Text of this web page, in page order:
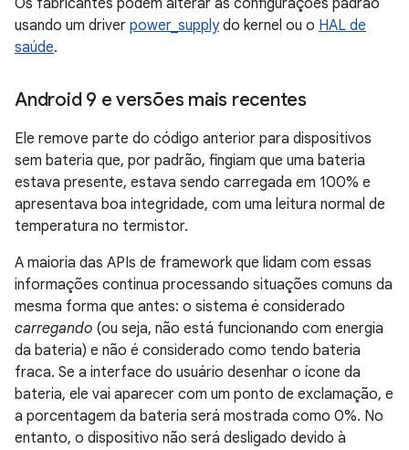
Os fabricantes podem alterar as configurações padrão
usando um driver power_supplydo kernel ou o HAL de
saúde.
Android 9 e versões mais recentes
Ele remove parte do código anterior para dispositivos
sem bateria que, por padrão, fingiam que uma bateria
estava presente, estava sendo carregada em 100% e
apresentava boa integridade, com uma leitura normal de
temperatura no termistor.
A maioria das APIs de framework que lidam com essas
informações continua processando situações comuns da
mesma forma que antes: o sistema é considerado
carregando (ou seja, não está funcionando com energia
da bateria) e não é considerado como tendo bateria
fraca. Se a interface do usuário desenhar o ícone da
bateria, ele vai aparecer com um ponto de exclamação, e
a porcentagem da bateria será mostrada como 0%. No
entanto, o dispositivo não será desligado devido à